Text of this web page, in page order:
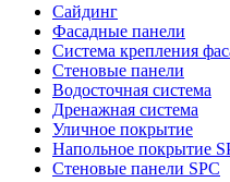
Сайдинг
Фасадные панели
Система крепления
Стеновые панели
Водосточная система
Дренажная система
Уличное покрытие
Напольное покрытие
Стеновые панели SPC